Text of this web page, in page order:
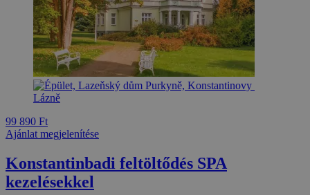
99 890 Ft
Ajánlat megjelenítése
Konstantinbadi feltöltődés SPA
kezelésekkel